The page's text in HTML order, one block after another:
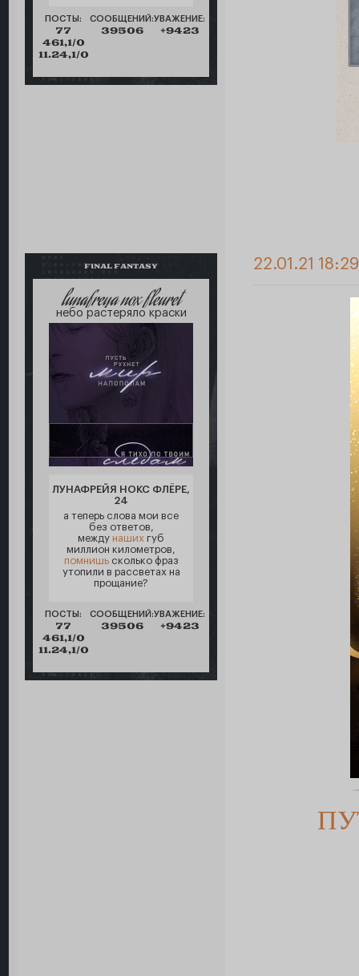
ПОСТЫ:
77
461,1/0
11.24,1/0
СООБЩЕНИЙ:
39506
УВАЖЕНИЕ:
+9423
FINAL FANTASY
lunafreya nox fleuret
небо растеряло краски
ЛУНАФРЕЙЯ НОКС ФЛЁРЕ,
24
а теперь слова мои все
без ответов,
между наших губ
миллион километров,
помнишьсколько фраз
утопили в рассветах на
прощание?
ПОСТЫ:
77
461,1/0
11.24,1/0
СООБЩЕНИЙ:
39506
УВАЖЕНИЕ:
+9423
22.01.21